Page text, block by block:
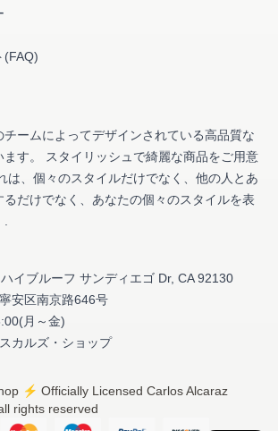
(FAQ)
ームによってデザインされている高品質な
す。 スタイリッシュで綺麗な商品をご用意
は、個々のスタイルだけでなく、他の人とあ
るだけでなく、あなたの個々のスタイルを表
イブルーフ サンディエゴ Dr, CA 92130
安区南京路646号
月～金)
カルズ・ショップ
⚡️ Officially Licensed Carlos Alcaraz
rights reserved